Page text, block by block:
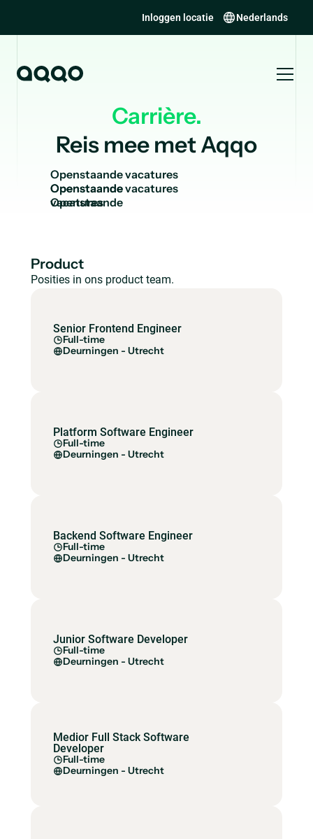
Inloggen locatie Nederlands
Carrière.
Reis mee met Aqqo
Openstaandevacatures
Openstaande
vacatures
Product
Posities in ons product team.
Senior Frontend Engineer
Full-time
Deurningen - Utrecht
Platform Software Engineer
Full-time
Deurningen - Utrecht
Backend Software Engineer
Full-time
Deurningen - Utrecht
Junior Software Developer
Full-time
Deurningen - Utrecht
Medior Full Stack Software
Developer
Full-time
Deurningen - Utrecht